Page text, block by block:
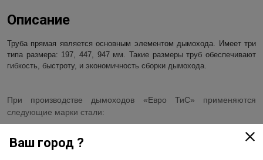
Описание
Труба прямая является основным элементом дымохода. Имеет три
типа размера: 197, 447, 947 мм. Такие размеры труб обеспечивают
гибкость, быстроту, и экономичность сборки дымохода.
При производстве дымоходов «Евро ТиС» применяются
следующие марки стали:
AISI 316 (аустенитная сталь ГОСТ 08Х17Н13М2)
применяется в производстве труб с рабочей
Ваш город ?